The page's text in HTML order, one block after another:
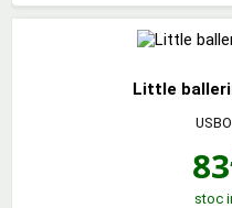
Little
83
stoc